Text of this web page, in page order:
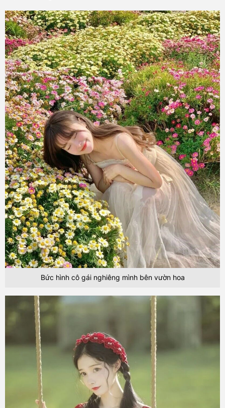
Bức hình cô gái nghiêng mình bên vườn hoa